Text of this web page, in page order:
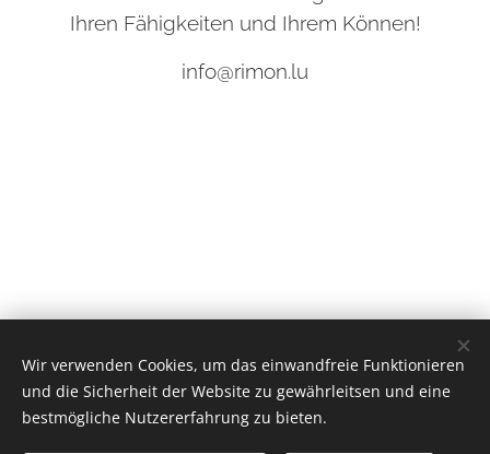
Ihren Fähigkeiten und Ihrem Können!
info@rimon.lu
Luxembourg
Unterstützt von Webnode
Wir verwenden Cookies, um das einwandfreie Funktionieren
und die Sicherheit der Website zu gewährleitsen und eine
bestmögliche Nutzererfahrung zu bieten.